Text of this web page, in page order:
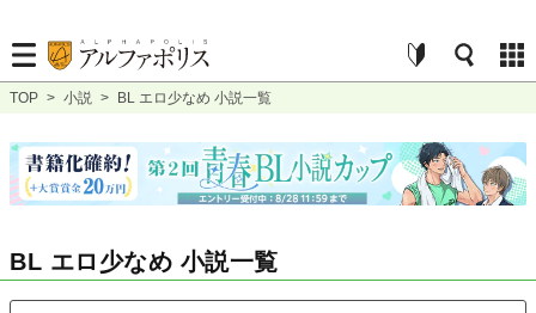
TOP > 小説 > BL エロ少なめ 小説一覧
BL エロ少なめ 小説一覧